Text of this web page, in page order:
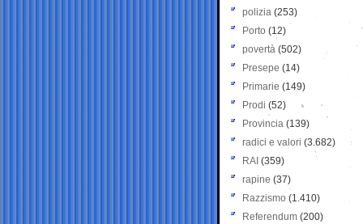
polizia (253)
Porto (12)
povertà (502)
Presepe (14)
Primarie (149)
Prodi (52)
Provincia (139)
radici e valori (3.682)
RAI (359)
rapine (37)
Razzismo (1.410)
Referendum (200)